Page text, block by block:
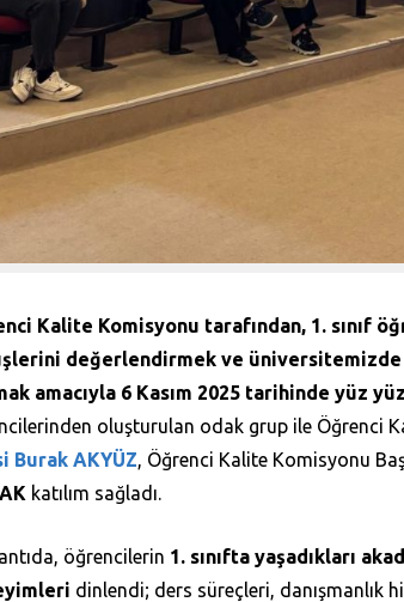
Kalite Komisyonu tarafından, 1. sınıf
değerlendirmek ve
amacıyla 6 Kasım 2025 tarihinde yüz
oluşturulan odak grup ile Öğrenci
Burak AKYÜZ, Öğrenci Kalite Komisyonu
katılım sağladı.
öğrencilerin 1. sınıfta yaşadıkları
dinlendi; ders süreçleri, danışmanlık